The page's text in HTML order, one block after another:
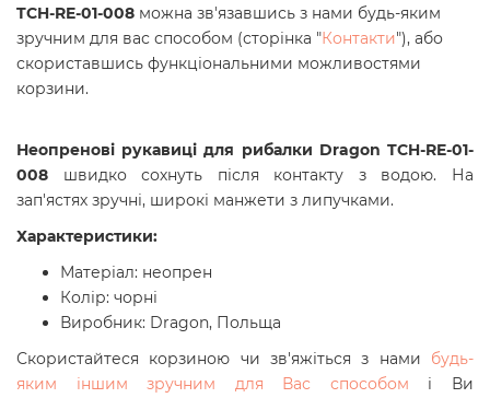
TCH-RE-01-008 можна зв'язавшись з нами будь-яким
зручним для вас способом (сторінка "Контакти"), або
скориставшись функціональними можливостями
корзини.
Неопренові рукавиці для рибалки Dragon TCH-RE-01-
008 швидко сохнуть після контакту з водою. На
зап'ястях зручні, широкі манжети з липучками.
Характеристики:
Матеріал: неопрен
Колір: чорні
Виробник: Dragon, Польща
Скористайтеся корзиною чи зв'яжіться з нами будь-
яким іншим зручним для Вас способом і Ви